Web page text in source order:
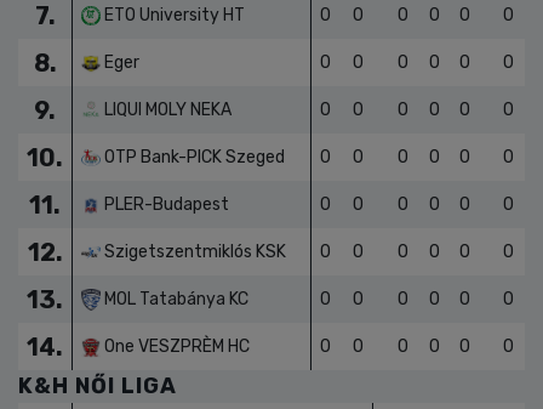
7. ETO University HT 0 0 0 0 0 0
8. Eger 0 0 0 0 0 0
9. LIQUI MOLY NEKA 0 0 0 0 0 0
10. OTP Bank-PICK Szeged 0 0 0 0 0 0
11. PLER-Budapest 0 0 0 0 0 0
12. Szigetszentmiklós KSK 0 0 0 0 0 0
13. MOL Tatabánya KC 0 0 0 0 0 0
14. One VESZPRÈM HC 0 0 0 0 0 0
K&H NŐI LIGA